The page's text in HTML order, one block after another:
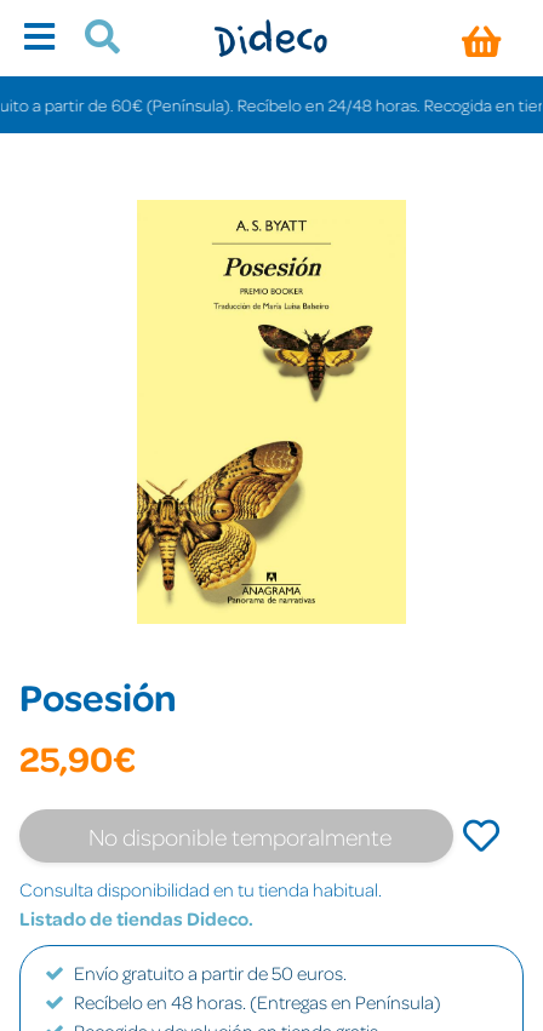
partir de 60€ (Península). Recíbelo en 24/48 horas. Recogida en tiendas
Posesión
25,90€
No disponible temporalmente
Consulta disponibilidad en tu tienda habitual.
Listado de tiendas Dideco.
Envío gratuito a partir de 50 euros.
Recíbelo en 48 horas. (Entregas en Península)